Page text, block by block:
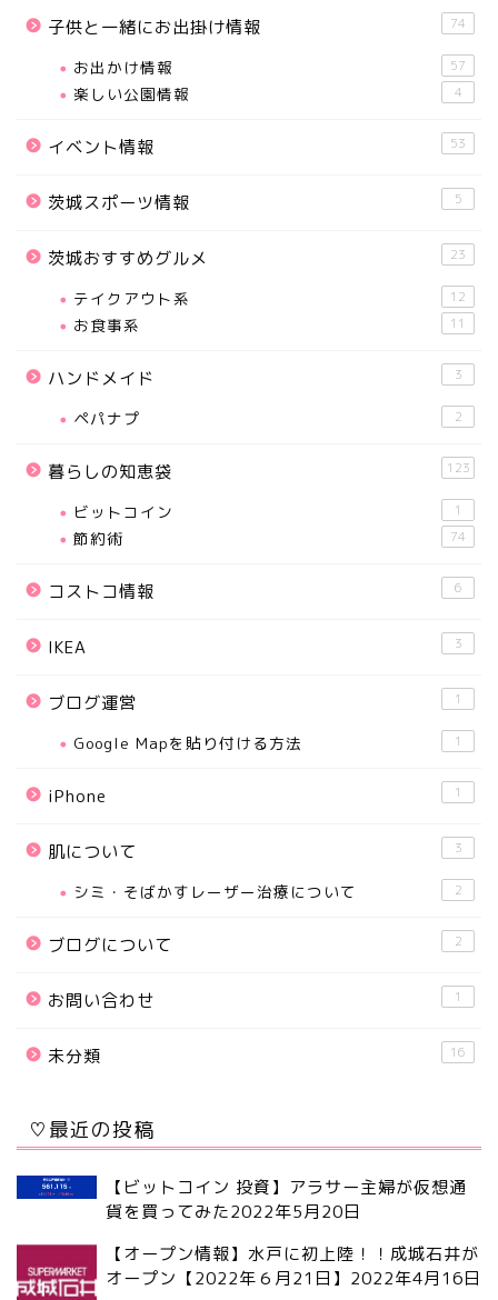
子供と一緒にお出掛け情報 74
お出かけ情報 57
楽しい公園情報 4
イベント情報 53
茨城スポーツ情報 5
茨城おすすめグルメ 23
テイクアウト系 12
お食事系 11
ハンドメイド 3
ペパナプ 2
暮らしの知恵袋 123
ビットコイン 1
節約術 74
コストコ情報 6
IKEA 3
ブログ運営 1
Google Mapを貼り付ける方法 1
iPhone 1
肌について 3
シミ・そばかすレーザー治療について 2
ブログについて 2
お問い合わせ 1
未分類 16
♡最近の投稿
【ビットコイン 投資】アラサー主婦が仮想通
貨を買ってみた2022年5月20日
【オープン情報】水戸に初上陸！！成城石井が
オープン【2022年６月21日】 2022年4月16日